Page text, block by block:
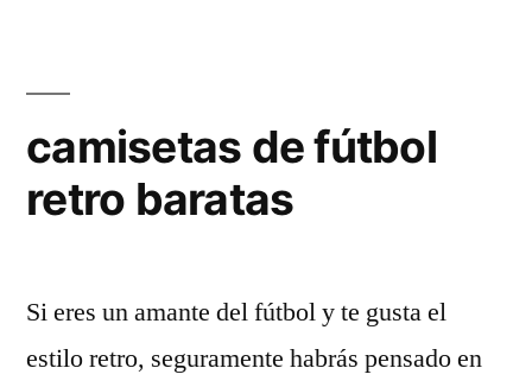
camisetas de fútbol
retro baratas
Si eres un amante del fútbol y te gusta el
estilo retro, seguramente habrás pensado en